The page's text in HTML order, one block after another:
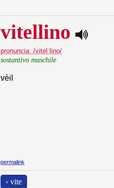
vitellino
pronuncia: /vitelˈlino/
sostantivo maschile
vèil
permalink
‹ vite